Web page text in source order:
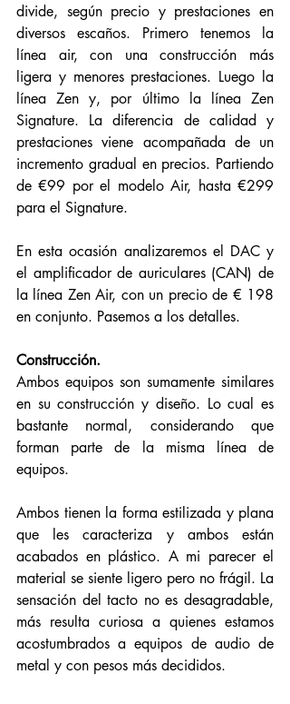
divide, según precio y prestaciones en
diversos escaños. Primero tenemos la
línea air, con una construcción más
ligera y menores prestaciones. Luego la
línea Zen y, por último la línea Zen
Signature. La diferencia de calidad y
prestaciones viene acompañada de un
incremento gradual en precios. Partiendo
de €99 por el modelo Air, hasta €299
para el Signature.
En esta ocasión analizaremos el DAC y
el amplificador de auriculares (CAN) de
la línea Zen Air, con un precio de € 198
en conjunto. Pasemos a los detalles.
Construcción.
Ambos equipos son sumamente similares
en su construcción y diseño. Lo cual es
bastante normal, considerando que
forman parte de la misma línea de
equipos.
Ambos tienen la forma estilizada y plana
que les caracteriza y ambos están
acabados en plástico. A mi parecer el
material se siente ligero pero no frágil. La
sensación del tacto no es desagradable,
más resulta curiosa a quienes estamos
acostumbrados a equipos de audio de
metal y con pesos más decididos.